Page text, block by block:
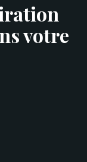
votre